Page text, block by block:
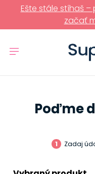
Ešte stále stíhaš –
začať
Poďme
1 Zadaj